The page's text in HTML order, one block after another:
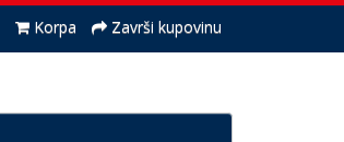
Korpa Završi kupovinu